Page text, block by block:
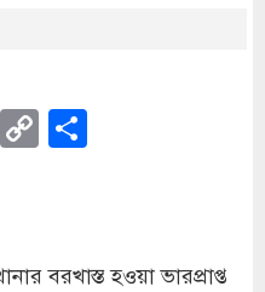
PrintFriendly
Copy
Link
বরখাস্ত হওয়া ভারপ্রাপ্ত